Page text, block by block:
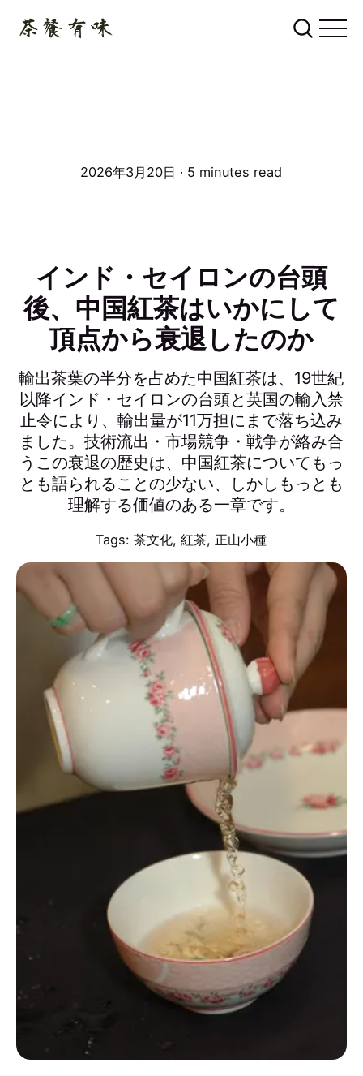
2026年3月20日 ∙ 5 minutes read
インド・セイロンの台頭
後、中国紅茶はいかにして
頂点から衰退したのか
輸出茶葉の半分を占めた中国紅茶は、19世紀
以降インド・セイロンの台頭と英国の輸入禁
止令により、輸出量が11万担にまで落ち込み
ました。技術流出・市場競争・戦争が絡み合
うこの衰退の歴史は、中国紅茶についてもっ
とも語られることの少ない、しかしもっとも
理解する価値のある一章です。
Tags:茶文化,紅茶, 正山小種